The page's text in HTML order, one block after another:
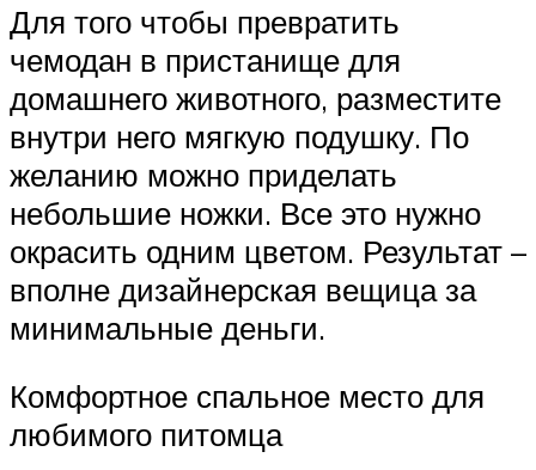
Для того чтобы превратить
чемодан в пристанище для
домашнего животного, разместите
внутри него мягкую подушку. По
желанию можно приделать
небольшие ножки. Все это нужно
окрасить одним цветом. Результат –
вполне дизайнерская вещица за
минимальные деньги.
Комфортное спальное место для
любимого питомца